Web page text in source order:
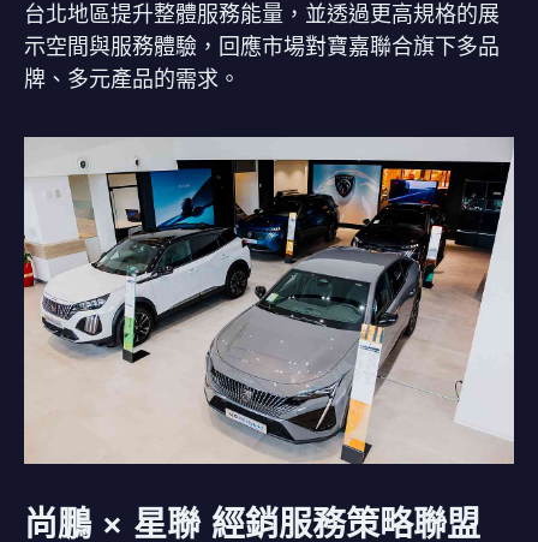
台北地區提升整體服務能量，並透過更高規格的展
示空間與服務體驗，回應市場對寶嘉聯合旗下多品
牌、多元產品的需求。
尚鵬 × 星聯 經銷服務策略聯盟